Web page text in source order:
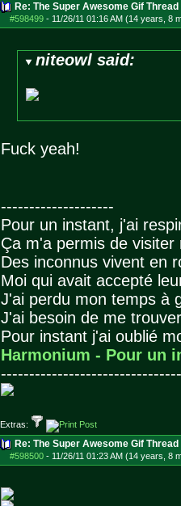
Re: The Super Awesome Gif Thread
#598499- 11/26/11 01:16 AM (14 years, 8
niteowl said:
Fuck yeah!
--------------------
Pour un instant, j'ai
Ça m'a permis de visiter
Des inconnus vivent en
Moi qui avait accepté
J'ai perdu mon temps à
J'ai besoin de me
Pour instant j'ai oublié
Harmonium - Pour un
--------------------------------
Extras:
Re: The Super Awesome Gif Thread
#598500- 11/26/11 01:23 AM (14 years, 8